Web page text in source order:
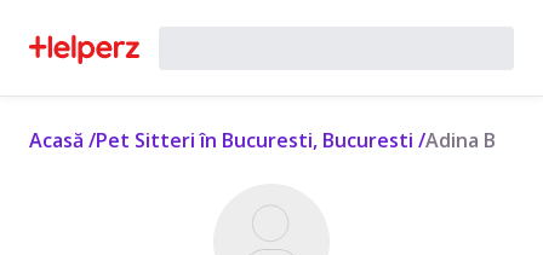
Acasă /Pet Sitteri în Bucuresti, Bucuresti /Adina B